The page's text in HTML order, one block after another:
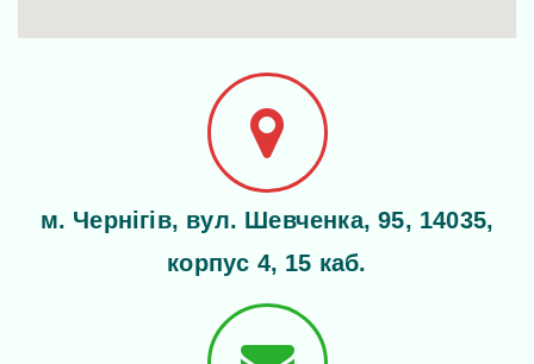
м. Чернігів, вул. Шевченка, 95, 14035,
корпус 4, 15 каб.